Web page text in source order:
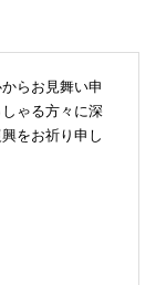
らお見舞い申
ゃる方々に深
をお祈り申し